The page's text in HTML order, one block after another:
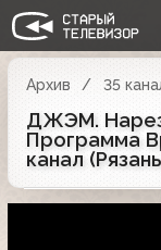
Архив 35
ДЖЭМ.
Программа
канал